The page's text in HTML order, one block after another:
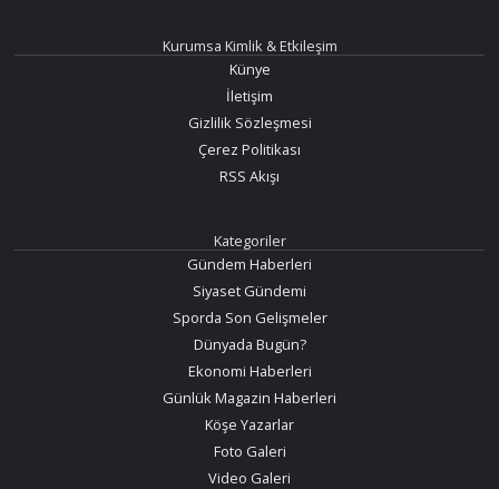
Kurumsa Kimlik & Etkileşim
Künye
İletişim
Gizlilik Sözleşmesi
Çerez Politikası
RSS Akışı
Kategoriler
Gündem Haberleri
Siyaset Gündemi
Sporda Son Gelişmeler
Dünyada Bugün?
Ekonomi Haberleri
Günlük Magazin Haberleri
Köşe Yazarlar
Foto Galeri
Video Galeri